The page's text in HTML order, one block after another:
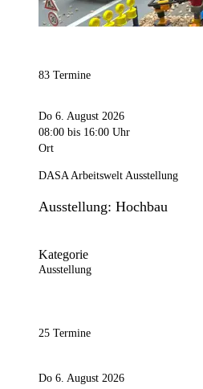
83 Termine
Do 6. August 2026
08:00 bis 16:00 Uhr
Ort
DASA Arbeitswelt Ausstellung
Ausstellung: Hochbau
Kategorie
Ausstellung
25 Termine
Do 6. August 2026